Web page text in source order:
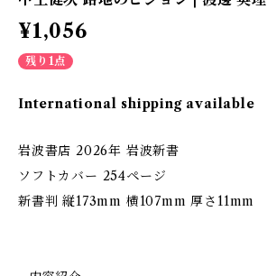
¥1,056
残り1点
International shipping available
岩波書店 2026年 岩波新書
ソフトカバー 254ページ
新書判 縦173mm 横107mm 厚さ11mm